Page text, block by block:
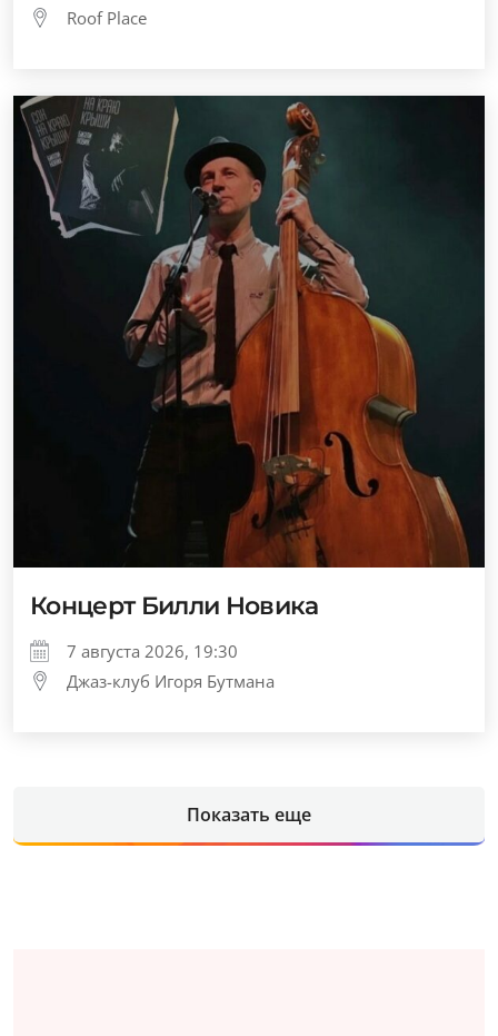
Roof Place
Концерт Билли Новика
7 августа 2026, 19:30
Джаз-клуб Игоря Бутмана
Показать еще